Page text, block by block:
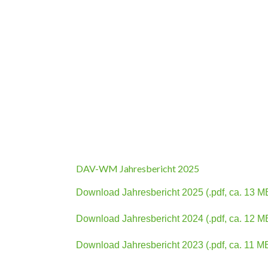
DAV-WM Jahresbericht 2025
Download Jahresbericht 2025 (.pdf, ca. 13
Download Jahresbericht 2024 (.pdf, ca. 12
Download Jahresbericht 2023 (.pdf, ca. 11